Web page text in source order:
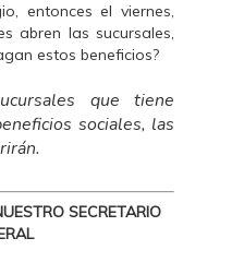
entonces el viernes,
abren las sucursales,
estos beneficios?
que tiene
sociales, las
SECRETARIO